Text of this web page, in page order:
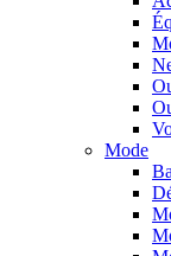
Mode